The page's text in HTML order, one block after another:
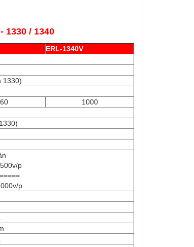
1330 / 1340
ERL-1340V
1330)
1000
p
p